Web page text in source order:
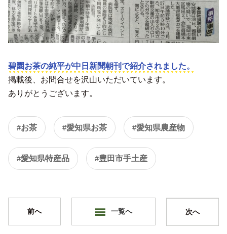
碧園お茶の純平が中日新聞朝刊で紹介されました。
掲載後、お問合せを沢山いただいています。
ありがとうございます。
#お茶 #愛知県お茶 #愛知県農産物
#愛知県特産品 #豊田市手土産
前へ 一覧へ 次へ